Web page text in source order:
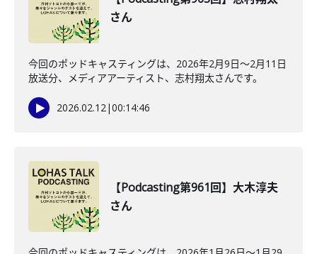
さん
今回のポッドキャスティングは、2026年2月9日〜2月11日
放送分、メディアアーティスト、志村翔太さんです。
2026.02.12|00:14:46
【Podcasting第961回】大木淳夫
さん